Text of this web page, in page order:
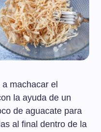
machacar el
la ayuda de un
de aguacate para
al final dentro de la